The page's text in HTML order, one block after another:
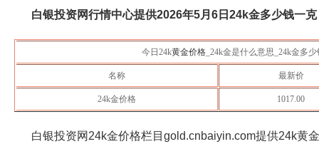
白银投资网行情中心提供2026年5月6日 24k金多少钱一克​
今日24k黄金价格 _24k金是什么意思_24k金多
名称 最新价
24k金价格 1017.00
白银投资网24k金价格栏目gold.cnbaiyin.com提供24k黄